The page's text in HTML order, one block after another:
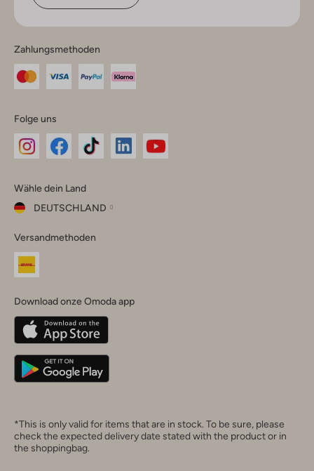
Zahlungsmethoden
Folge uns
Instagram
Facebook
TikTok
Wähle dein Land
DEUTSCHLAND
dein
Land
Belgique(Français)
Deutschland
Versandmethoden
Download onze Omoda app
*This is only valid for items that are in stock. To be sure, please
check the expected delivery date stated with the product or in
the shoppingbag.